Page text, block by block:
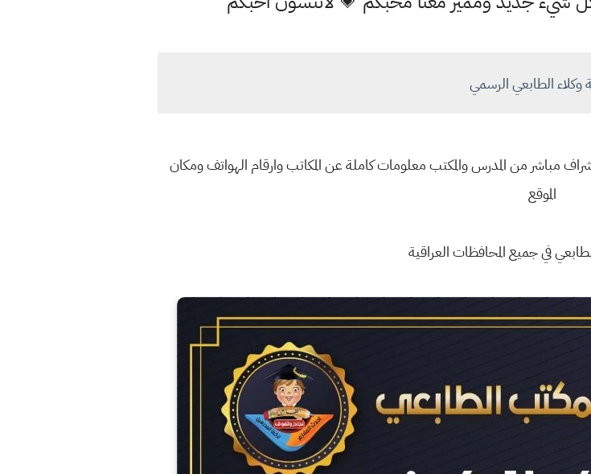
وكلاء الطابعي الرسمي
مباشر من المدرس والمكتب معلومات كاملة عن المكاتب وارقام الهواتف ومكان
الموقع
في جميع المحافظات العراقية